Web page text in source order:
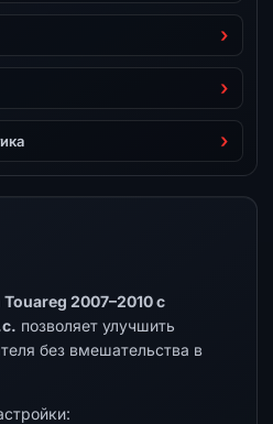
2007–2010 с
позволяет улучшить
без вмешательства в